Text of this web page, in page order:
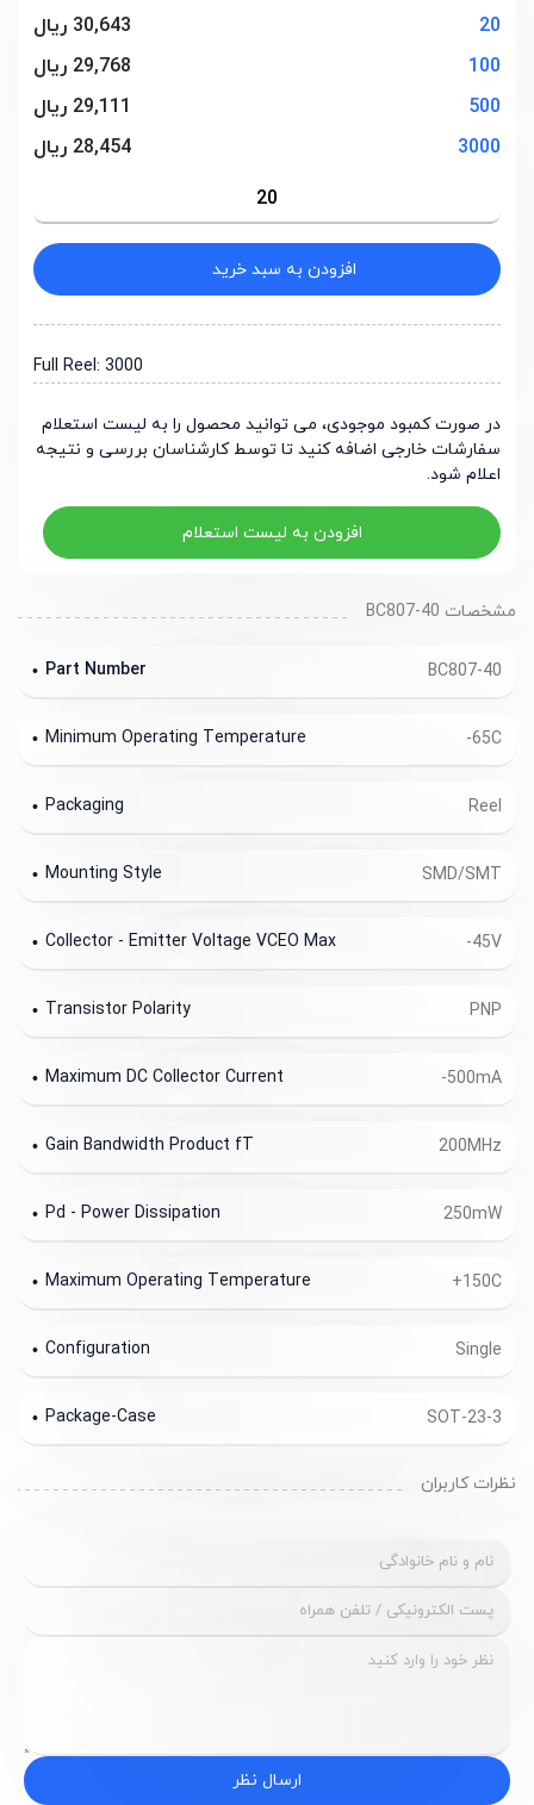
20
30,643 ریال
100
29,768 ریال
500
29,111 ریال
3000
28,454 ریال
افزودن به سبد خرید
Full Reel: 3000
در صورت کمبود موجودی، می توانید محصول را به لیست استعلام
سفارشات خارجی اضافه کنید تا توسط کارشناسان بررسی و نتیجه
اعلام شود.
افزودن به لیست استعلام
مشخصات BC807-40
BC807-40
Part Number
-65C
Minimum Operating Temperature
Reel
Packaging
SMD/SMT
Mounting Style
-45V
Collector - Emitter Voltage VCEO Max
PNP
Transistor Polarity
-500mA
Maximum DC Collector Current
200MHz
Gain Bandwidth Product fT
250mW
Pd - Power Dissipation
+150C
Maximum Operating Temperature
Single
Configuration
SOT-23-3
Package-Case
نظرات کاربران
ارسال نظر